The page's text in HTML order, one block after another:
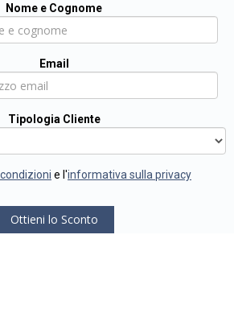
Nome e Cognome
Email
Tipologia Cliente
e l'informativa sulla privacy
Ottieni lo Sconto